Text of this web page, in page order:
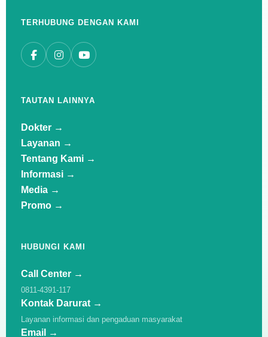
TERHUBUNG DENGAN KAMI
TAUTAN LAINNYA
Dokter →
Layanan →
Tentang Kami →
Informasi →
Media →
Promo →
HUBUNGI KAMI
Call Center →
0811-4391-117
Kontak Darurat →
Layanan informasi dan pengaduan masyarakat
Email →